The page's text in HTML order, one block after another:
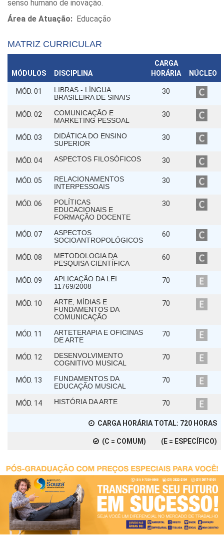
senso humano de inovação.
Área de Atuação: Educação
MATRIZ CURRICULAR
MÓDULOS DISCIPLINA
CARGA
HORÁRIA
NÚCLEO
MÓD. 01
LIBRAS - LÍNGUA
BRASILEIRA DE SINAIS
30
MÓD. 02
COMUNICAÇÃO E
MARKETING PESSOAL
30
MÓD. 03
DIDÁTICA DO ENSINO
SUPERIOR
30
MÓD. 04 ASPECTOS FILOSÓFICOS 30
MÓD. 05
RELACIONAMENTOS
INTERPESSOAIS
30
MÓD. 06
POLÍTICAS
EDUCACIONAIS E
FORMAÇÃO DOCENTE
30
MÓD. 07
ASPECTOS
SOCIOANTROPOLÓGICOS
60
MÓD. 08
METODOLOGIA DA
PESQUISA CIENTÍFICA
60
MÓD. 09
APLICAÇÃO DA LEI
11769/2008
70
MÓD. 10
ARTE, MÍDIAS E
FUNDAMENTOS DA
COMUNICAÇÃO
70
MÓD. 11
ARTETERAPIA E OFICINAS
DE ARTE
70
MÓD. 12
DESENVOLVIMENTO
COGNITIVO MUSICAL
70
MÓD. 13
FUNDAMENTOS DA
EDUCAÇÃO MUSICAL
70
MÓD. 14 HISTÓRIA DA ARTE 70
CARGA HORÁRIA TOTAL: 720 HORAS
(C = COMUM) (E = ESPECÍFICO)